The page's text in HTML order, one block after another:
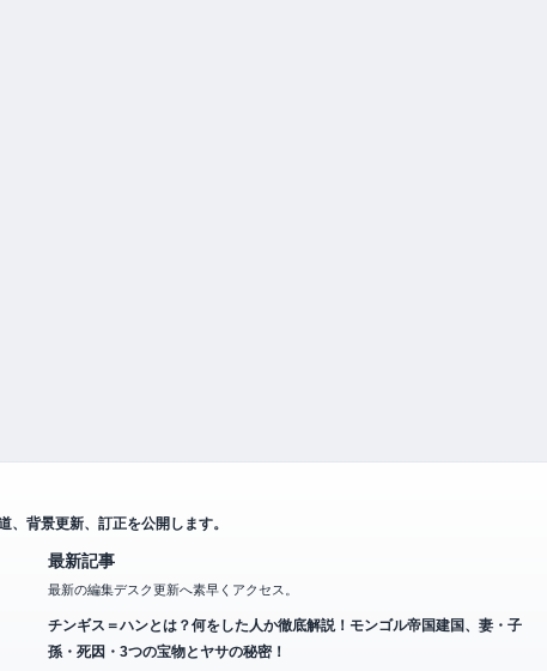
背景更新、訂正を公開します。
最新記事
最新の編集デスク更新へ素早くアクセス。
チンギス＝ハンとは？何をした人か徹底解説！モンゴル帝国建国、妻・子
孫・死因・3つの宝物とヤサの秘密！